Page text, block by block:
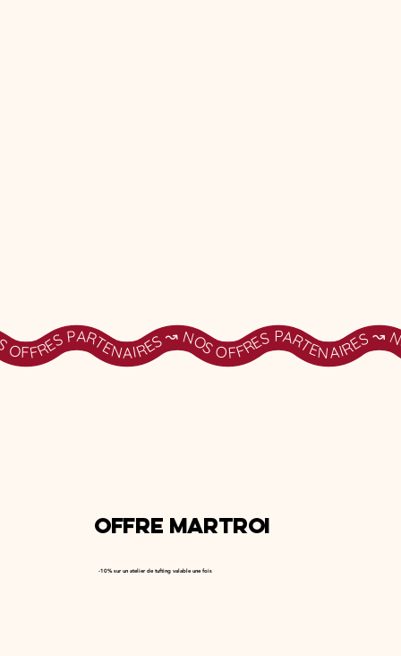
↝ NOS OFFRES PARTENAIRES ↝ NOS OFFRES PARTENAIRES ↝ NOS OFFRES PARTENAIRES ↝ NOS OFFRES PARTENAIRES ↝ NOS OFFRES PARTENAIRES ↝ NOS OFFRES PARTENAIRES ↝ NOS OFFRES PARTENAIRES ↝ NOS OFFRES PARTENAIRES ↝
Offre Martroi
-10% sur un atelier de tufting valable une fois